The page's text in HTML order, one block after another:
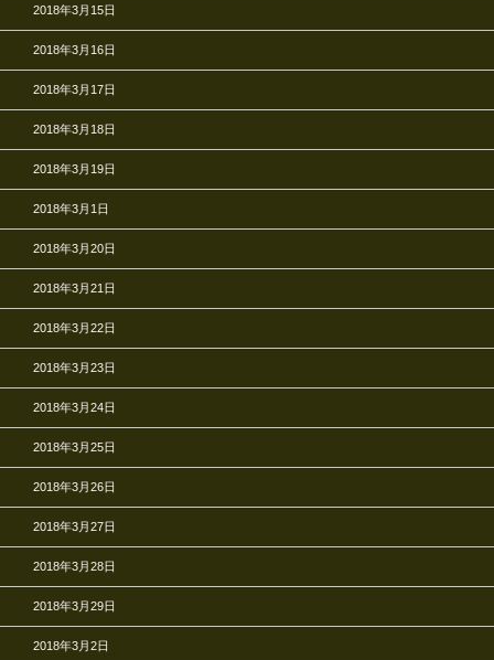
2018年3月15日
2018年3月16日
2018年3月17日
2018年3月18日
2018年3月19日
2018年3月1日
2018年3月20日
2018年3月21日
2018年3月22日
2018年3月23日
2018年3月24日
2018年3月25日
2018年3月26日
2018年3月27日
2018年3月28日
2018年3月29日
2018年3月2日